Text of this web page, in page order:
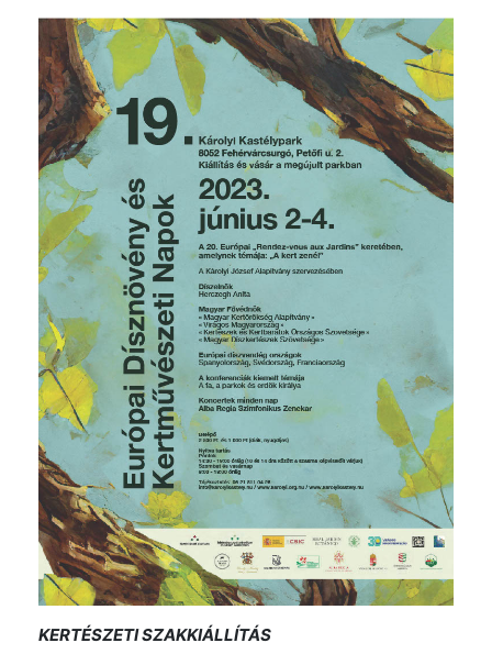
KERTÉSZETI SZAKKIÁLLÍTÁS